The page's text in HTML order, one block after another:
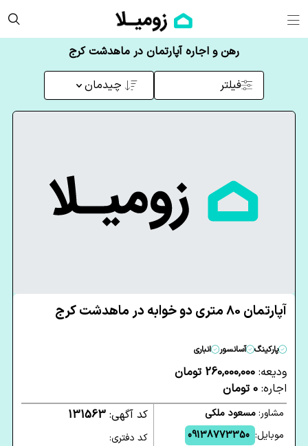
رهن و اجاره آپارتمان در ماهدشت کرج
فیلتر چیدمان
آپارتمان 80 متری دو خوابه در ماهدشت کرج
پارکینگ آسانسور انباری
ودیعه: 260,000,000 تومان
اجاره: 0 تومان
مشاور:مسعود ملکی
موبایل: 09138773350
کد آگهی: 131563
کد دفتری: